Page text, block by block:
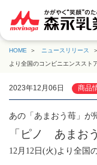
HOME ニュースリリース
より全国のコンビニエンススト
2023年12月06日 商品
あの「あまおう苺」が
「ピノ あまお
12月12日(火)より全国